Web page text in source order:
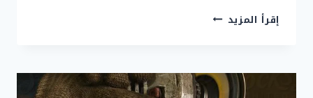
إقرأ المزيد حداد
ت:
0577808058